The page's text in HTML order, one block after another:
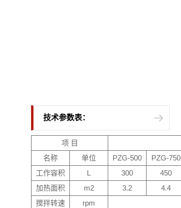
技术参数表：
项 目
名称
单位 PZG-500 PZG-750
工作容积
L 300 450
加热面积
m2 3.2 4.4
搅拌转速
rpm